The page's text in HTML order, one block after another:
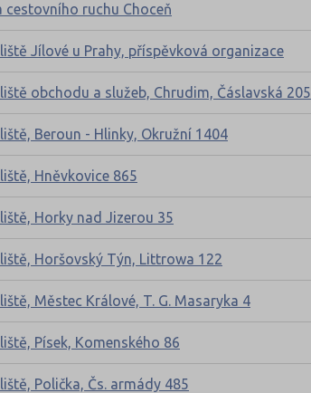
ruchu Choceň
Jílové u Prahy, příspěvková organizace
obchodu a služeb, Chrudim, Čáslavská 205
Beroun - Hlinky, Okružní 1404
Hněvkovice 865
Horky nad Jizerou 35
Horšovský Týn, Littrowa 122
Městec Králové, T. G. Masaryka 4
Písek, Komenského 86
Polička, Čs. armády 485